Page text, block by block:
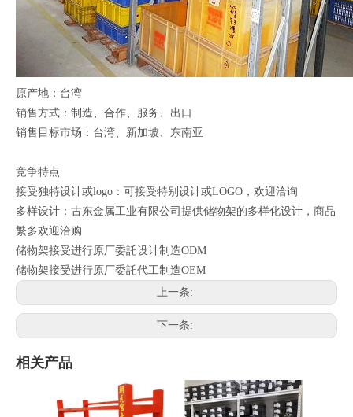
原产地：台湾
销售方式：制造、合作、服务、出口
销售目标市场：台湾、新加坡、东南亚
竞争特点
接受独特设计或logo：可接受特别设计或LOGO，欢迎洽询
多样设计：古东金属工业有限公司提供储物架的多样化设计，商品
繁多欢迎洽购
储物架接受进行原厂委託设计制造ODM
储物架接受进行原厂委託代工制造OEM
上一条:
下一条:
相关产品